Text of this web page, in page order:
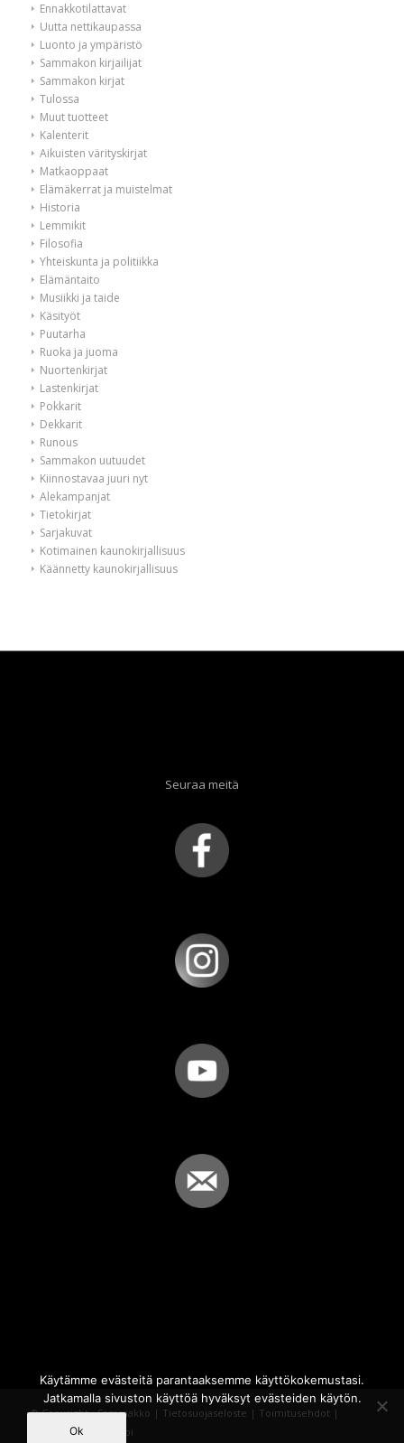
Ennakkotilattavat
Uutta nettikaupassa
Luonto ja ympäristö
Sammakon kirjailijat
Sammakon kirjat
Tulossa
Muut tuotteet
Kalenterit
Aikuisten värityskirjat
Matkaoppaat
Elämäkerrat ja muistelmat
Historia
Lemmikit
Filosofia
Yhteiskunta ja politiikka
Elämäntaito
Musiikki ja taide
Käsityöt
Puutarha
Ruoka ja juoma
Nuortenkirjat
Lastenkirjat
Pokkarit
Dekkarit
Runous
Sammakon uutuudet
Kiinnostavaa juuri nyt
Alekampanjat
Tietokirjat
Sarjakuvat
Kotimainen kaunokirjallisuus
Käännetty kaunokirjallisuus
Seuraa meitä
© Copyright - Sammakko | Tietosuojaseloste | Toimitusehdot |
Powered by
iQWebbi
Käytämme evästeitä parantaaksemme käyttökokemustasi.
Jatkamalla sivuston käyttöä hyväksyt evästeiden käytön.
Ok